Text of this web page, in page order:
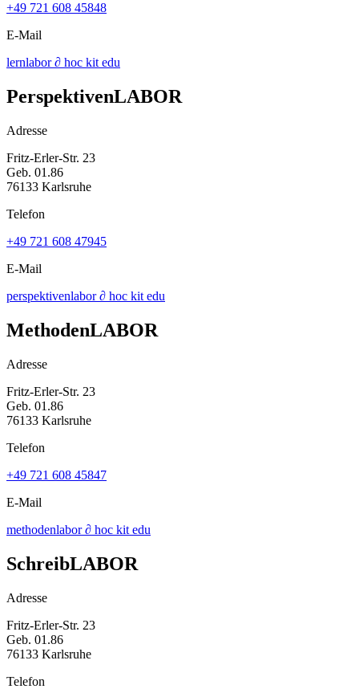
+49 721 608 45848
E-Mail
lernlabor ∂ hoc kit edu
PerspektivenLABOR
Adresse
Fritz-Erler-Str. 23
Geb. 01.86
76133 Karlsruhe
Telefon
+49 721 608 47945
E-Mail
perspektivenlabor ∂ hoc kit edu
MethodenLABOR
Adresse
Fritz-Erler-Str. 23
Geb. 01.86
76133 Karlsruhe
Telefon
+49 721 608 45847
E-Mail
methodenlabor ∂ hoc kit edu
SchreibLABOR
Adresse
Fritz-Erler-Str. 23
Geb. 01.86
76133 Karlsruhe
Telefon